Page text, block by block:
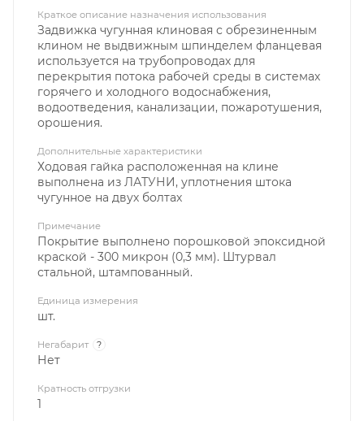
Краткое описание назначения использования
Задвижка чугунная клиновая с обрезиненным
клином не выдвижным шпинделем фланцевая
используется на трубопроводах для
перекрытия потока рабочей среды в системах
горячего и холодного водоснабжения,
водоотведения, канализации, пожаротушения,
орошения.
Дополнительные характеристики
Ходовая гайка расположенная на клине
выполнена из ЛАТУНИ, уплотнения штока
чугунное на двух болтах
Примечание
Покрытие выполнено порошковой эпоксидной
краской - 300 микрон (0,3 мм). Штурвал
стальной, штампованный.
Единица измерения
шт.
Негабарит ?
Нет
Кратность отгрузки
1